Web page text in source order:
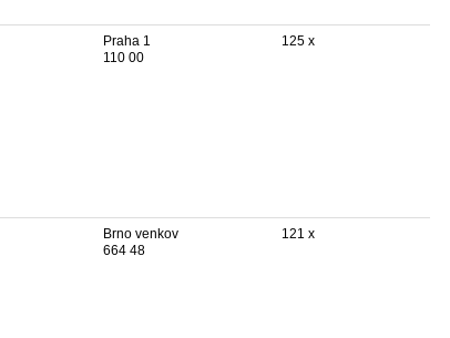
Praha 1
110 00
125 x
Brno venkov
664 48
121 x